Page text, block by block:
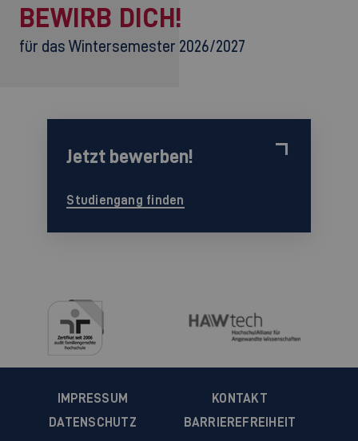
BEWIRB DICH!
für das Wintersemester 2026/2027
Jetzt bewerben!
Studiengang finden
IMPRESSUM
KONTAKT
DATENSCHUTZ
BARRIEREFREIHEIT